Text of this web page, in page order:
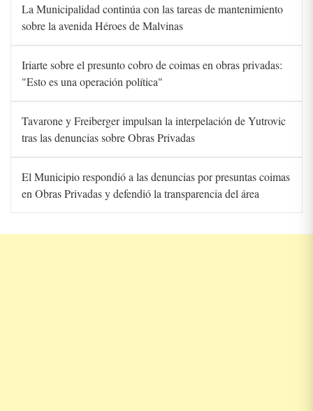
La Municipalidad continúa con las tareas de mantenimiento
sobre la avenida Héroes de Malvinas
Iriarte sobre el presunto cobro de coimas en obras privadas:
"Esto es una operación política"
Tavarone y Freiberger impulsan la interpelación de Yutrovic
tras las denuncias sobre Obras Privadas
El Municipio respondió a las denuncias por presuntas coimas
en Obras Privadas y defendió la transparencia del área